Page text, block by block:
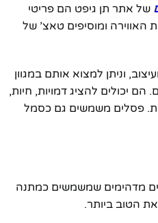
של אתר תן גיפט הם פריטי
ומוסיפים טאצ’ של
וניתן למצוא אותם במגוון
הם יכולים להציג דמויות, חיות,
פסלים משמשים גם כסמל
מדהימים שמשמשים כמתנה
הטוב ביותר.